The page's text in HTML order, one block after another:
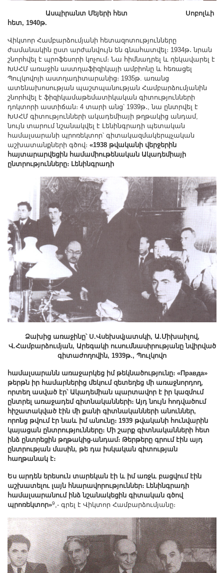
Ասպիրանտ Մեյերի հետ Սոբոլևի
հետ, 1940թ.
Վիկտոր Համբարձումյանի հետազոտությունները
ժամանակին ըստ արժանվույն են գնահատվել։ 1934թ․ նրան
շնորհվել է պրոֆեսորի կոչում։ Նա հիմնադրել և ղեկավարել է
ԽՍՀՄ առաջին աստղաֆիզիկայի ամբիոնը և հեռացել
Պուլկովոյի աստղադիտարանից։ 1935թ. առանց
ատենախոսության պաշտպանության Համբարձումյանին
շնորհվել է ֆիզիկամաթեմատիկական գիտությունների
դոկտորի աստիճան։ 4 տարի անց՝ 1939թ․, նա ընտրվել է
ԽՍՀՄ գիտությունների ակադեմիայի թղթակից անդամ,
նույն տարում նշանակվել է Լենինգրադի պետական
համալսարանի պրոռեկտոր՝ գիտակազմակերպչական
աշխատանքների գծով։ «1938 թվականի վերջերին
հայտարարվեցին համամիութենական Ակադեմիայի
ընտրությունները։ Լենինգրադի
Ձախից առաջինը՝ Ս.Վսեխսվյատսկի, Ա.Միխաիլով,
Վ.Համբարձումյան, Արեգակի ուսումնասիրությանը նվիրված
գիտաժողովին, 1939թ., Պուլկովո
համալսարանն առաջարկեց իմ թեկնածությունը։ «Правда»
թերթն իր համարներից մեկում զետեղեց մի առաջնորդող,
որտեղ ասված էր՝ Ակադեմիան պարտավոր է իր կազմում
ընտրել առաջադեմ գիտնականների։ Այդ նույն հոդվածում
հիշատակված էին մի քանի գիտնականների անուններ,
որոնց թվում էր նաև իմ անունը։ 1939 թվականի հունվարին
կայացան ընտրությունները։ Մի շարք գիտնականների հետ
ինձ ընտրեցին թղթակից-անդամ։ Թերթերը գրում էին այդ
ընտրության մասին, թե դա իսկական գիտության
հաղթանակ է։
Ես արդեն երեսուն տարեկան էի և իմ առջև բացվում էին
աշխատելու լայն հնարավորություններ։ Լենինգրադի
համալսարանում ինձ նշանակեցին գիտական գծով
պրոռեկտոր»9,- գրել է Վիկտոր Համբարձումյանը։